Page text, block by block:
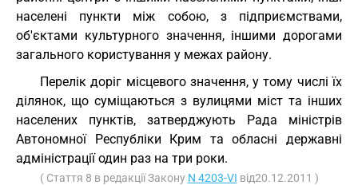
населені пункти між собою, з підприємствами,
об'єктами культурного значення, іншими дорогами
загального користування у межах району.
Перелік доріг місцевого значення, у тому числі їх
ділянок, що суміщаються з вулицями міст та інших
населених пунктів, затверджують Рада міністрів
Автономної Республіки Крим та обласні державні
адміністрації один раз на три роки.
( Стаття 8 в редакції Закону N 4203-VI від20.12.2011 )